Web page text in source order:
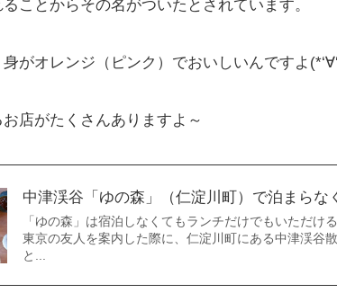
ことからその名がついたとされています。
がオレンジ（ピンク）でおいしいんですよ
店がたくさんありますよ～
中津渓谷「ゆの森」（仁淀川町）で泊まら
「ゆの森」は宿泊しなくてもランチだけでもいただけ
東京の友人を案内した際に、仁淀川町にある中津渓谷
と...